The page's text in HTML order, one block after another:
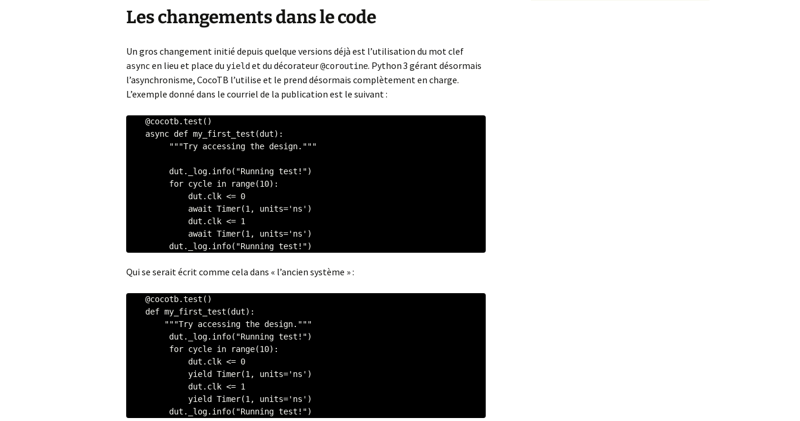
Les changements dans le code
Un gros changement initié depuis quelque versions déjà est l’utilisation du mot clef
asyncen lieu et place du yield et du décorateur@coroutine. Python 3 gérant désormais
l’asynchronisme, CocoTB l’utilise et le prend désormais complètement en charge.
L’exemple donné dans le courriel de la publication est le suivant :
         dut._log.info("Running test!")
Qui se serait écrit comme cela dans « l’ancien système » :
         dut._log.info("Running test!")